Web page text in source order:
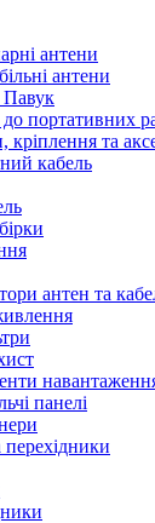
антени
антени
портативних
кріплення та
кабель
антен та
панелі